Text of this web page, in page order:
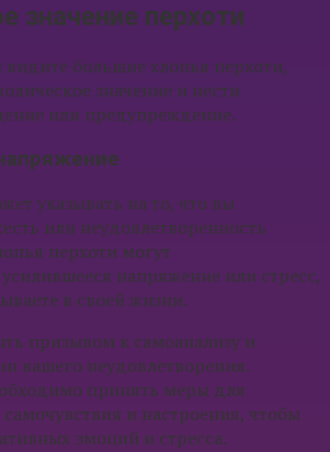
значение перхоти
большие хлопья перхоти,
значение и нести
или предупреждение.
указывать на то, что вы
или неудовлетворенность
перхоти могут
напряжение или стресс,
в своей жизни.
призывом к самоанализу и
вашего неудовлетворения.
принять меры для
и настроения, чтобы
эмоций и стресса.